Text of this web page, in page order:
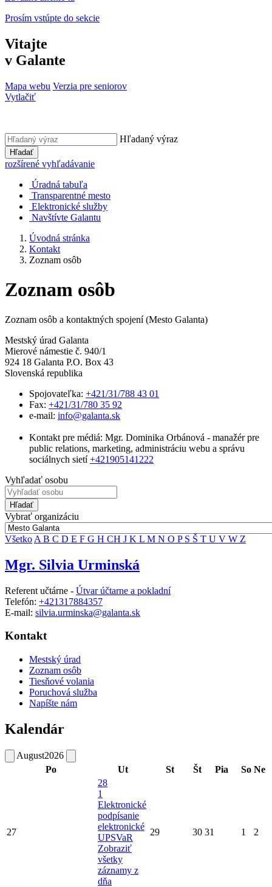
Prosím vstúpte do sekcie
Vitajte
v Galante
Mapa webu Verzia pre seniorov
Vytlačiť
Hľadaný výraz
Hľadať
rozšírené vyhľadávanie
Úradná tabuľa
Transparentné mesto
Elektronické služby
Navštívte Galantu
Úvodná stránka
Kontakt
Zoznam osôb
Zoznam osôb
Zoznam osôb a kontaktných spojení (Mesto Galanta)
Mestský úrad Galanta
Mierové námestie č. 940/1
924 18 Galanta P.O. Box 43
Slovenská republika
Spojovateľka: +421/31/788 43 01
Fax: +421/31/780 35 92
e-mail: info@galanta.sk
Kontakt pre médiá: Mgr. Dominika Orbánová - manažér pre
public relations, marketing, administráciu webu a správu
sociálnych sietí+421905141222
Vyhľadať osobu
Hľadať
Vybrať organizáciu
Všetko A B C D E F G H CH J K L M N O P S Š T U V W Z
Mgr. Silvia Urminská
Referent učtárne - Útvar účtarne a pokladní
Telefón: +421317884357
E-mail: silvia.urminska@galanta.sk
Kontakt
Mestský úrad
Zoznam osôb
Tiesňové volania
Poruchová služba
Napíšte nám
Kalendár
August2026
Po
Ut St Št Pia So Ne
27
28
1
Elektronické
podpísanie
elektronické
UPSVaR
Zobraziť
všetky
záznamy z
dňa
29 30 31 1 2